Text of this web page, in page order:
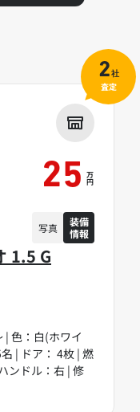
1.5 G
| 色：白(ホワイ
| ドア： 4枚 | 燃
ンドル：右 | 修
25 万
円
写真
装備
情報
2社
査定